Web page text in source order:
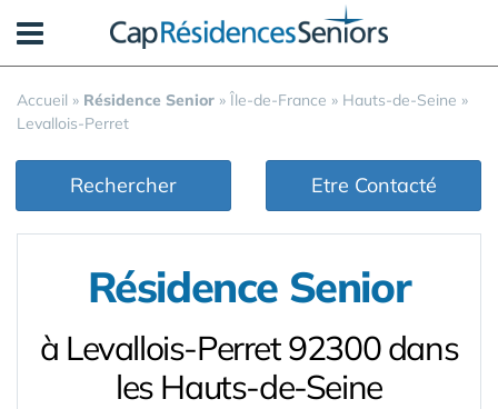
Accueil » Résidence Senior » Île-de-France » Hauts-de-Seine »
Levallois-Perret
Rechercher Etre Contacté
Résidence Senior
à Levallois-Perret 92300 dans
les Hauts-de-Seine